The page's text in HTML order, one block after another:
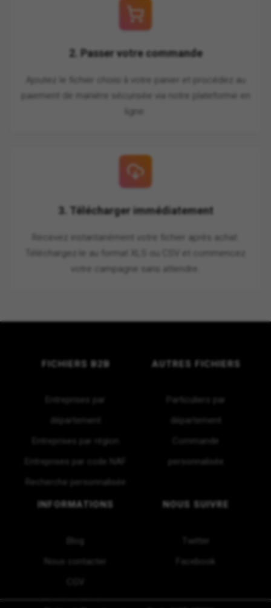
2. Passer votre commande
Ajoutez le fichier choisi à votre panier et procédez au
paiement de manière sécurisée via notre plateforme en
ligne.
3. Télécharger immédiatement
Recevez instantanément votre fichier après achat.
Téléchargez-le au format XLS ou CSV et commencez
votre campagne sans attendre.
FICHIERS B2B
Entreprises par
département
Entreprises par région
Entreprises par code NAF
Recherche personnalisée
AUTRES FICHIERS
Particuliers par
département
Commande
personnalisée
INFORMATIONS
Nous contacter
NOUS SUIVRE
Twitter
Facebook